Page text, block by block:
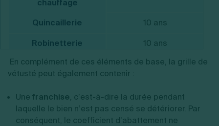
chauffage
Quincaillerie
10 ans
Robinetterie
10 ans
Appareils sanitaires
20 ans
En complément de ces éléments de base, la grille de
vétusté peut également contenir :
Une franchise, c’est-à-dire la durée pendant
laquelle le bien n’est pas censé se détériorer. Par
conséquent, le coefficient d’abattement ne